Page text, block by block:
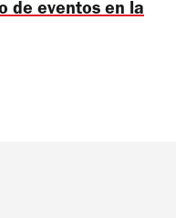
de eventos en la